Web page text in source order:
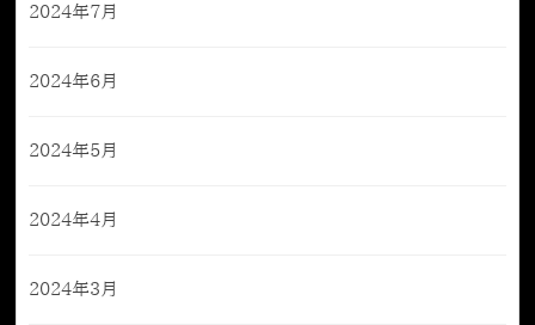
2024年7月
2024年6月
2024年5月
2024年4月
2024年3月